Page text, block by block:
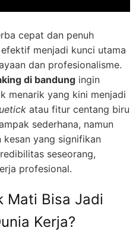
cepat dan penuh
menjadi kunci utama
dan profesionalisme.
di bandung ingin
menarik yang kini menjadi
atau fitur centang biru
sederhana, namun
yang signifikan
seseorang,
profesional.
Mati Bisa Jadi
Kerja?